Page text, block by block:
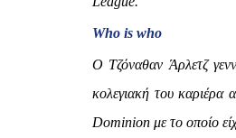
Who is who
Ο Τζόναθαν Άρλετζ
κολεγιακή του
Dominion με το οποίο